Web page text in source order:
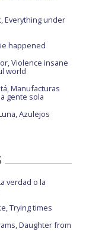
Everything under
happened
Violence insane
world
Manufacturas
gente sola
Azulejos
verdad o la
Trying times
Daughter from